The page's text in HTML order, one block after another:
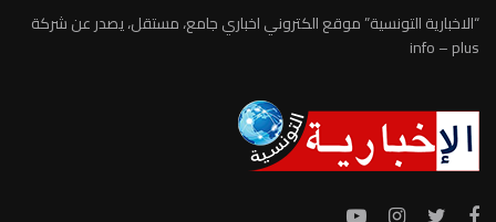
“الاخبارية التونسية” موقع الكتروني اخباري جامع، مستقل، يصدر عن شركة
info – plus